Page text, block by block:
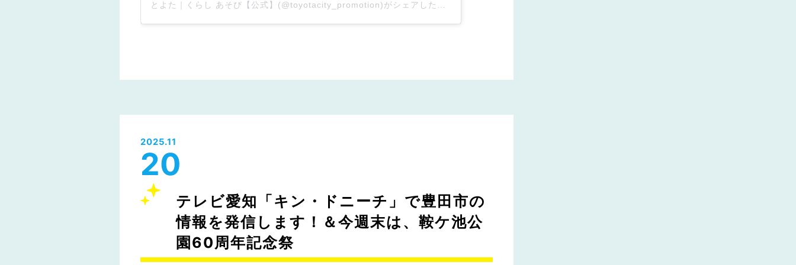
とよた｜くらし あそび【公式】(@toyotacity_promotion)がシェアした投稿
2025.11
20
テレビ愛知「キン・ドニーチ」で豊田市の
情報を発信します！＆今週末は、鞍ケ池公
園60周年記念祭